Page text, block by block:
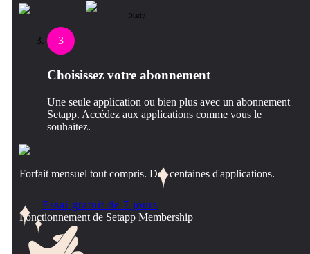
Diarly
3
Choisissez votre abonnement
Une seule application ou bien plus avec un abonnement
Setapp. Accédez aux applications comme vous le
souhaitez.
Forfait mensuel tout compris. Des centaines d'applications.
Essai gratuit de 7 jours
Fonctionnement de Setapp Membership